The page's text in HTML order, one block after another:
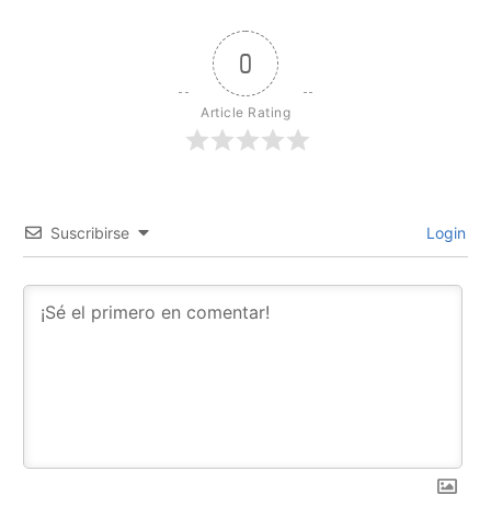
0
Article Rating
Suscribirse Login